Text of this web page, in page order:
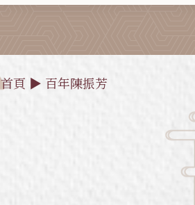
首頁 ▶ 百年陳振芳